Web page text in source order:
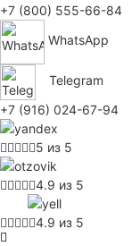
+7 (800) 555-66-84
WhatsApp
Telegram
+7 (916) 024-67-94
5 из 5
4.9 из 5
4.9 из 5